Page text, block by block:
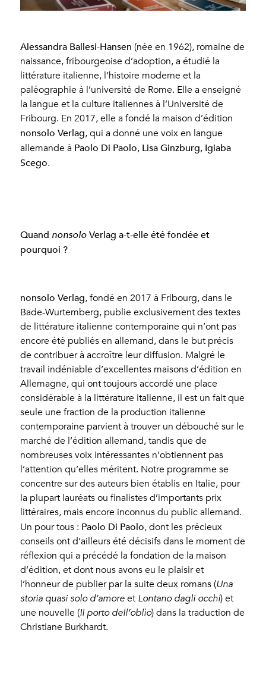
Alessandra Ballesi-Hansen (née en 1962), romaine de
naissance, fribourgeoise d’adoption, a étudié la
littérature italienne, l’histoire moderne et la
paléographie à l’université de Rome. Elle a enseigné
la langue et la culture italiennes à l’Université de
Fribourg. En 2017, elle a fondé la maison d’édition
nonsolo Verlag, qui a donné une voix en langue
allemande à Paolo Di Paolo, Lisa Ginzburg, Igiaba
Scego.
Quand nonsolo Verlag a-t-elle été fondée et
pourquoi ?
nonsolo Verlag, fondé en 2017 à Fribourg, dans le
Bade-Wurtemberg, publie exclusivement des textes
de littérature italienne contemporaine qui n’ont pas
encore été publiés en allemand, dans le but précis
de contribuer à accroître leur diffusion. Malgré le
travail indéniable d’excellentes maisons d’édition en
Allemagne, qui ont toujours accordé une place
considérable à la littérature italienne, il est un fait que
seule une fraction de la production italienne
contemporaine parvient à trouver un débouché sur le
marché de l’édition allemand, tandis que de
nombreuses voix intéressantes n’obtiennent pas
l’attention qu’elles méritent. Notre programme se
concentre sur des auteurs bien établis en Italie, pour
la plupart lauréats ou finalistes d’importants prix
littéraires, mais encore inconnus du public allemand.
Un pour tous : Paolo Di Paolo, dont les précieux
conseils ont d’ailleurs été décisifs dans le moment de
réflexion qui a précédé la fondation de la maison
d’édition, et dont nous avons eu le plaisir et
l’honneur de publier par la suite deux romans (Una
storia quasi solo d’amore et Lontano dagli occhi) et
une nouvelle (Il porto dell’oblìo) dans la traduction de
Christiane Burkhardt.